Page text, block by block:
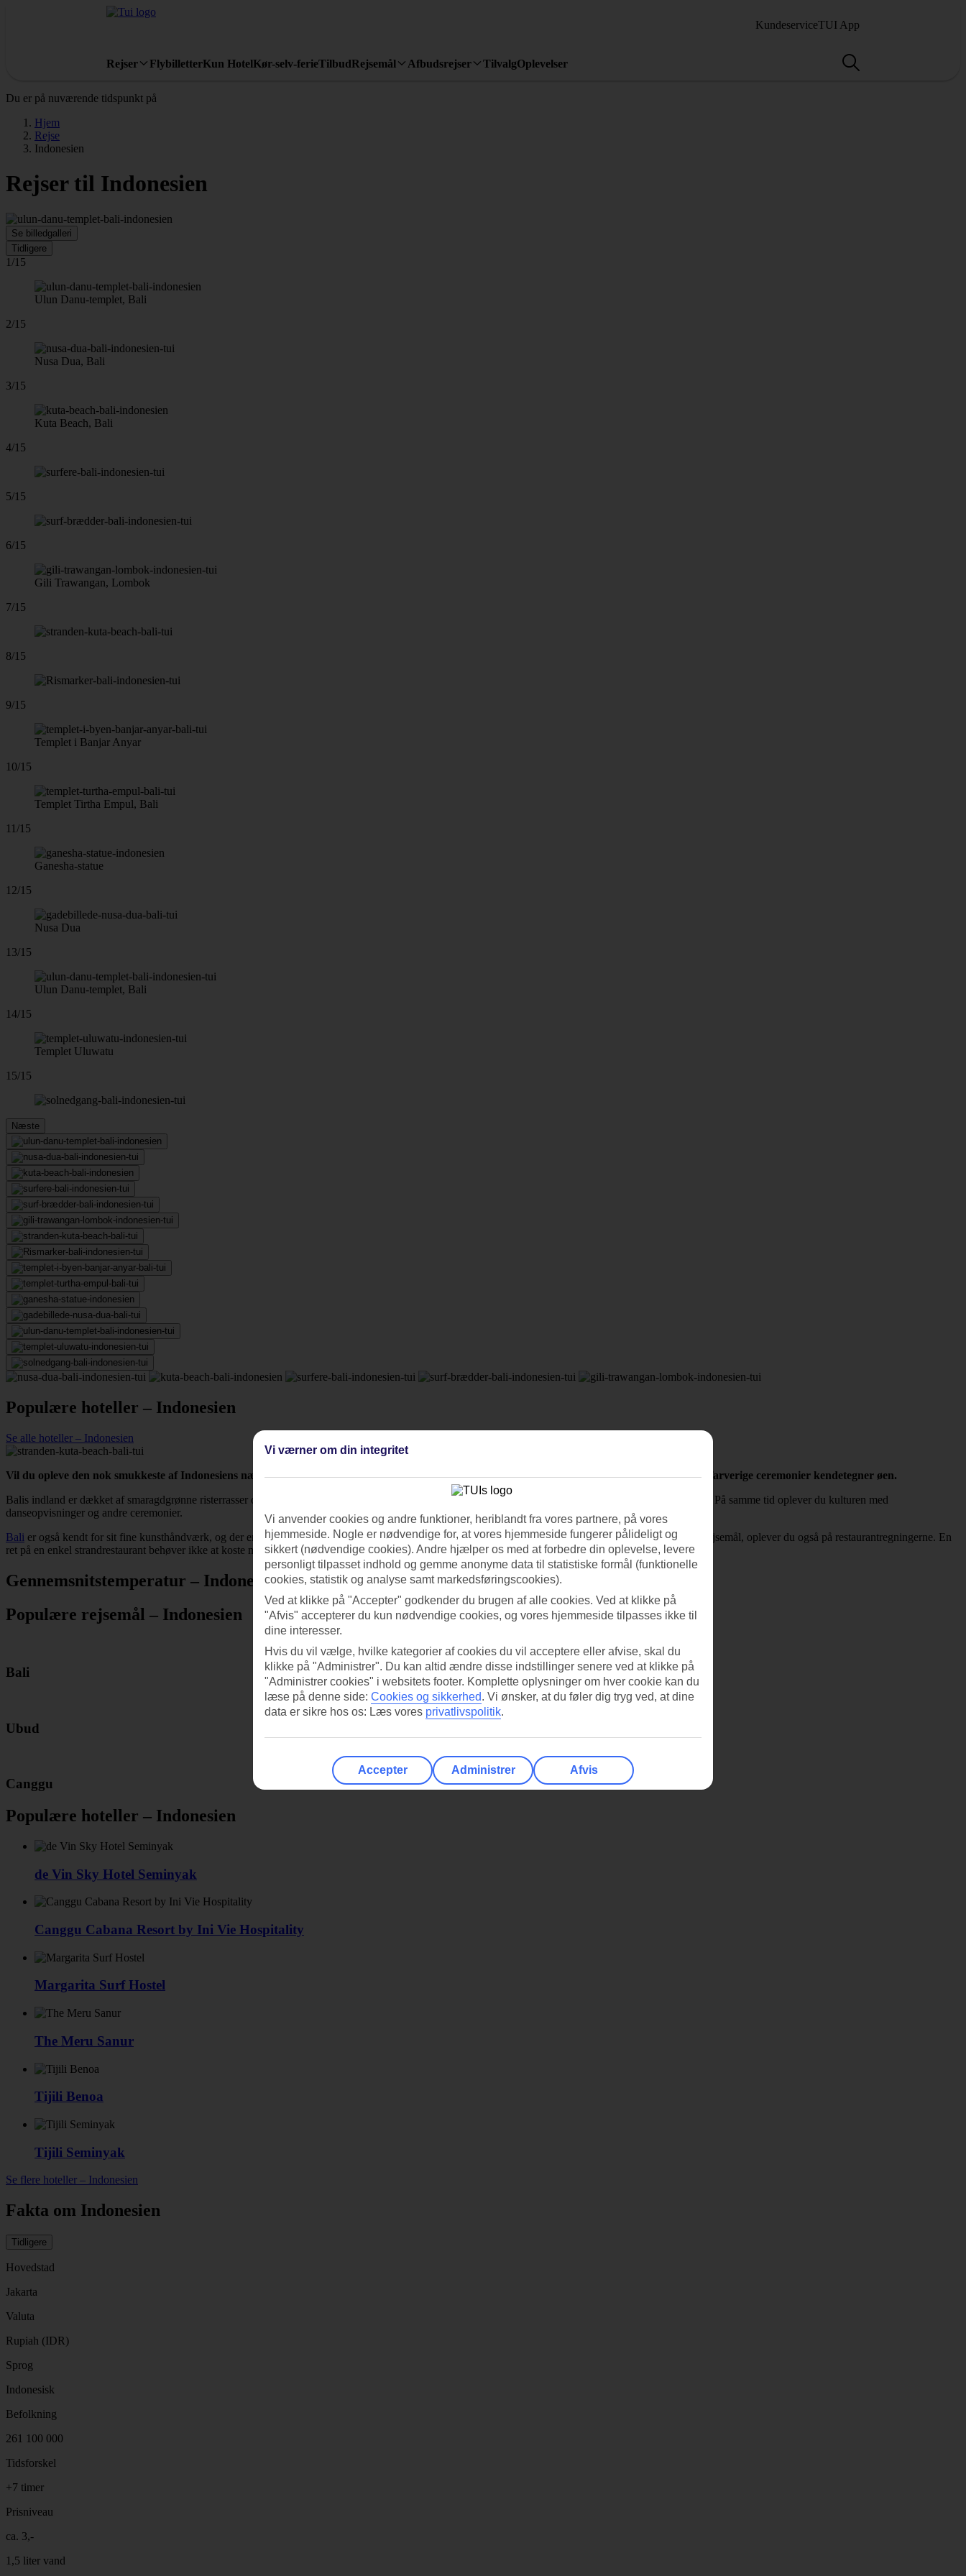
KundeserviceTUI App
Rejser FlybilletterKun HotelKør-selv-ferieTilbudRejsemål Afbudsrejser TilvalgOplevelser
Du er på nuværende tidspunkt på
Hjem
Rejse
Indonesien
Rejser til Indonesien
Se billedgalleri
Tidligere
1/15
Ulun Danu-templet, Bali
2/15
Nusa Dua, Bali
3/15
Kuta Beach, Bali
4/15
5/15
6/15
Gili Trawangan, Lombok
7/15
8/15
9/15
Templet i Banjar Anyar
10/15
Templet Tirtha Empul, Bali
11/15
Ganesha-statue
12/15
Nusa Dua
13/15
Ulun Danu-templet, Bali
14/15
Templet Uluwatu
15/15
Næste
Populære hoteller – Indonesien
Se alle hoteller – Indonesien
Vil du opleve den nok smukkeste af Indonesiens næsten 14.000 øer, så skal du rejse til Bali. Tropisk frodige bjerge og risterrasser, fine strande og farverige ceremonier kendetegner øen.
Balis indland er dækket af smaragdgrønne risterrasser og frodig regnskov. Det er derfor næsten et krav, at tage en pause fra strandlivet og tage på en udflugt. På samme tid oplever du kulturen med
danseopvisninger og andre ceremonier.
Bali er også kendt for sit fine kunsthåndværk, og der er gode shoppingmuligheder både på markeder og i småbutikker og atelier. At Bali er et meget billigt rejsemål, oplever du også på restaurantregningerne. En
ret på en enkel strandrestaurant behøver ikke at koste mere end tyve kroner.
Gennemsnitstemperatur – Indonesien
Populære rejsemål – Indonesien
Bali
Ubud
Canggu
Populære hoteller – Indonesien
de Vin Sky Hotel Seminyak
Canggu Cabana Resort by Ini Vie Hospitality
Margarita Surf Hostel
The Meru Sanur
Tijili Benoa
Tijili Seminyak
Se flere hoteller – Indonesien
Fakta om Indonesien
Tidligere
Hovedstad
Jakarta
Valuta
Rupiah (IDR)
Sprog
Indonesisk
Befolkning
261 100 000
Tidsforskel
+7 timer
Prisniveau
ca. 3,-
1,5 liter vand
Vi værner om din integritet
Vi anvender cookies og andre funktioner, heriblandt fra vores partnere, på vores
hjemmeside. Nogle er nødvendige for, at vores hjemmeside fungerer pålideligt og
sikkert (nødvendige cookies). Andre hjælper os med at forbedre din oplevelse, levere
personligt tilpasset indhold og gemme anonyme data til statistiske formål (funktionelle
cookies, statistik og analyse samt markedsføringscookies).
Ved at klikke på "Accepter" godkender du brugen af alle cookies. Ved at klikke på
"Afvis" accepterer du kun nødvendige cookies, og vores hjemmeside tilpasses ikke til
dine interesser.
Hvis du vil vælge, hvilke kategorier af cookies du vil acceptere eller afvise, skal du
klikke på "Administrer". Du kan altid ændre disse indstillinger senere ved at klikke på
"Administrer cookies" i websitets footer. Komplette oplysninger om hver cookie kan du
læse på denne side: Cookies og sikkerhed. Vi ønsker, at du føler dig tryg ved, at dine
data er sikre hos os: Læs vores privatlivspolitik.
Accepter Administrer Afvis